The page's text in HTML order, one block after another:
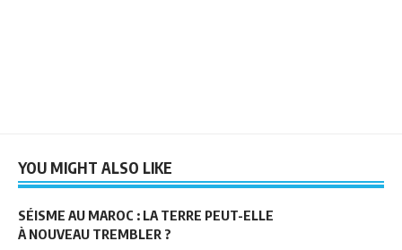
YOU MIGHT ALSO LIKE
SÉISME AU MAROC : LA TERRE PEUT-ELLE
À NOUVEAU TREMBLER ?